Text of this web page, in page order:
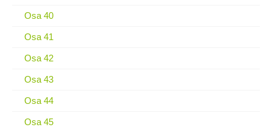
Osa 40
Osa 41
Osa 42
Osa 43
Osa 44
Osa 45